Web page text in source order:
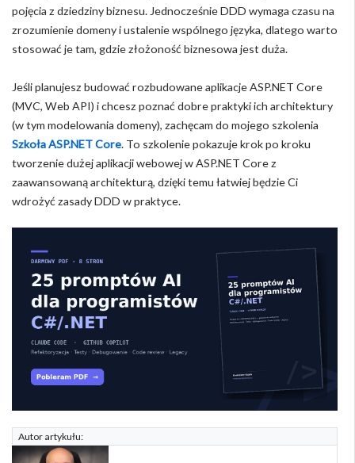
pojęcia z dziedziny biznesu. Jednocześnie DDD wymaga czasu na
zrozumienie domeny i ustalenie wspólnego języka, dlatego warto
stosować je tam, gdzie złożoność biznesowa jest duża.
Jeśli planujesz budować rozbudowane aplikacje ASP.NET Core
(MVC, Web API) i chcesz poznać dobre praktyki ich architektury
(w tym modelowania domeny), zachęcam do mojego szkolenia
Szkoła ASP.NET Core. To szkolenie pokazuje krok po kroku
tworzenie dużej aplikacji webowej w ASP.NET Core z
zaawansowaną architekturą, dzięki temu łatwiej będzie Ci
wdrożyć zasady DDD w praktyce.
Autor artykułu: